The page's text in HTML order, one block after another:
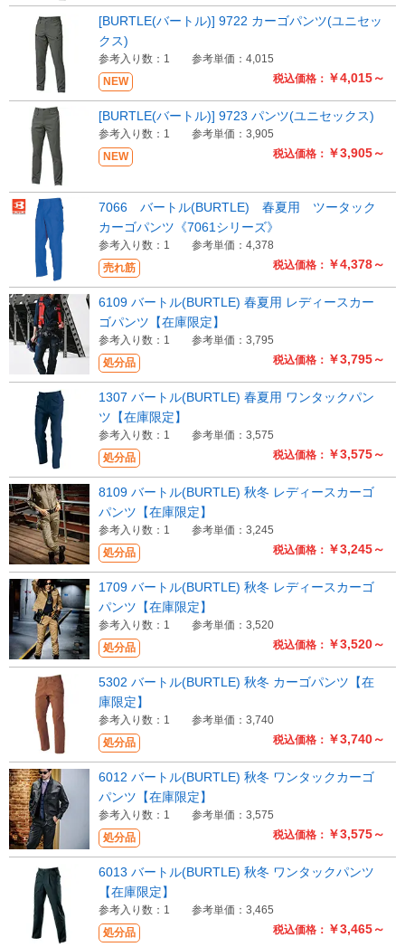
NEW 税込価格： ￥4,015～
[BURTLE(バートル)] 9722 カーゴパンツ(ユニセッ
クス)
参考入り数：1 参考単価：4,015
NEW 税込価格： ￥3,905～
[BURTLE(バートル)] 9723 パンツ(ユニセックス)
参考入り数：1 参考単価：3,905
売れ筋 税込価格： ￥4,378～
7066 バートル(BURTLE) 春夏用 ツータック
カーゴパンツ《7061シリーズ》
参考入り数：1 参考単価：4,378
処分品 税込価格： ￥3,795～
6109 バートル(BURTLE) 春夏用 レディースカー
ゴパンツ【在庫限定】
参考入り数：1 参考単価：3,795
処分品 税込価格： ￥3,575～
1307 バートル(BURTLE) 春夏用 ワンタックパン
ツ【在庫限定】
参考入り数：1 参考単価：3,575
処分品 税込価格： ￥3,245～
8109 バートル(BURTLE) 秋冬 レディースカーゴ
パンツ【在庫限定】
参考入り数：1 参考単価：3,245
処分品 税込価格： ￥3,520～
1709 バートル(BURTLE) 秋冬 レディースカーゴ
パンツ【在庫限定】
参考入り数：1 参考単価：3,520
処分品 税込価格： ￥3,740～
5302 バートル(BURTLE) 秋冬 カーゴパンツ【在
庫限定】
参考入り数：1 参考単価：3,740
処分品 税込価格： ￥3,575～
6012 バートル(BURTLE) 秋冬 ワンタックカーゴ
パンツ【在庫限定】
参考入り数：1 参考単価：3,575
処分品 税込価格： ￥3,465～
6013 バートル(BURTLE) 秋冬 ワンタックパンツ
【在庫限定】
参考入り数：1 参考単価：3,465